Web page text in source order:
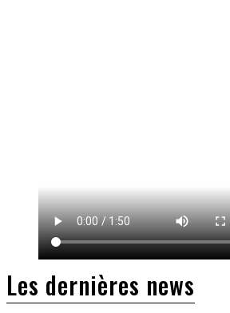
Les dernières news